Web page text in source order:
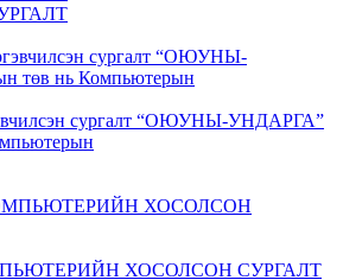
сургалт “ОЮУНЫ-УНДАРГА”
ХОСОЛСОН СУРГАЛТ